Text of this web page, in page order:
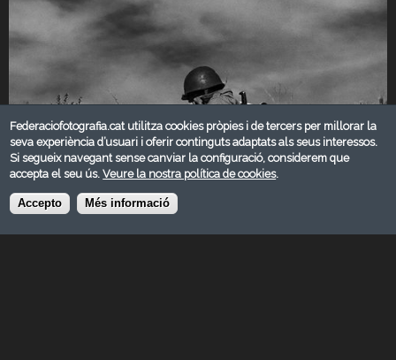
Federaciofotografia.cat utilitza cookies pròpies i de tercers per millorar la
seva experiència d’usuari i oferir continguts adaptats als seus interessos.
Si segueix navegant sense canviar la configuració, considerem que
accepta el seu ús.Veure la nostra política de cookies.
Accepto Més informació